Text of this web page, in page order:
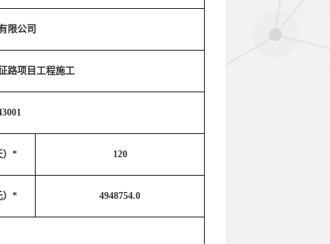
限公司
路项目工程施工
）* 120
）* 4948754.0